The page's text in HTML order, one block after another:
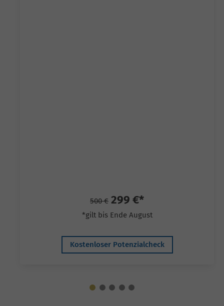
500 € 299 €*
*gilt bis Ende August
Kostenloser Potenzialcheck